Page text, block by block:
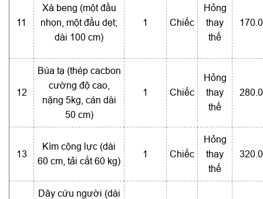
11
Xà beng (một đầu
nhọn, một đầu dẹt;
dài 100 cm)
1 Chiếc
Hỏng
thay
thế
12
Búa tạ (thép cacbon
cường độ cao,
nặng 5kg, cán dài
50 cm)
1 Chiếc
Hỏng
thay
thế
13
Kìm cộng lực (dài
60 cm, tải cắt 60 kg)
1 Chiếc
Hỏng
thay
thế
Dây cứu người (dài